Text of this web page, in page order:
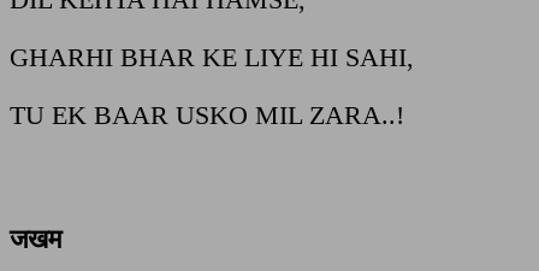
GHARHI BHAR KE LIYE HI SAHI,
TU EK BAAR USKO MIL ZARA..!
जखम